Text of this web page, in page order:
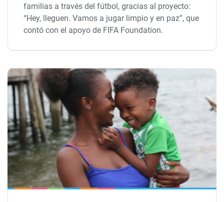
familias a través del fútbol, gracias al proyecto:
“Hey, lleguen. Vamos a jugar limpio y en paz”, que
contó con el apoyo de FIFA Foundation.